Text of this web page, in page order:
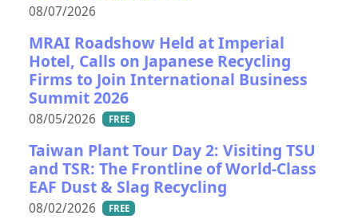
08/07/2026
MRAI Roadshow Held at Imperial
Hotel, Calls on Japanese Recycling
Firms to Join International Business
Summit 2026
08/05/2026 FREE
Taiwan Plant Tour Day 2: Visiting TSU
and TSR: The Frontline of World-Class
EAF Dust & Slag Recycling
08/02/2026 FREE